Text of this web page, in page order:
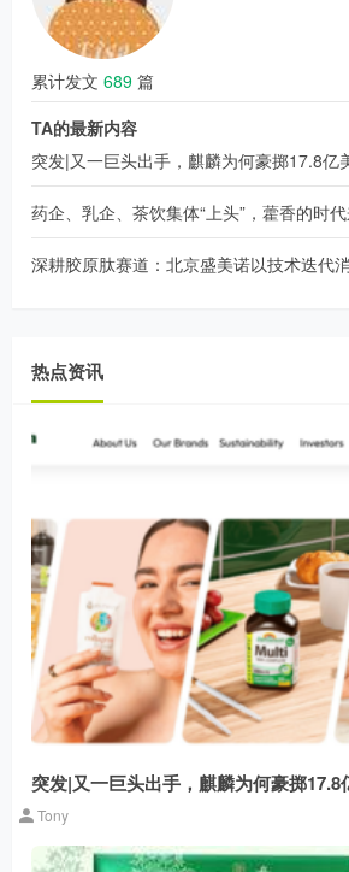
累计发文 689 篇
TA的最新内容
突发|又一巨头出手，麒麟为何豪掷17.8亿
药企、乳企、茶饮集体“上头”，藿香的时
深耕胶原肽赛道：北京盛美诺以技术迭代
热点资讯
突发|又一巨头出手，麒麟为何豪掷17.8
Tony